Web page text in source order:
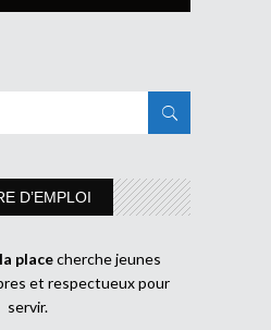
D’EMPLOI
placecherche jeunes
et respectueux pour
servir.